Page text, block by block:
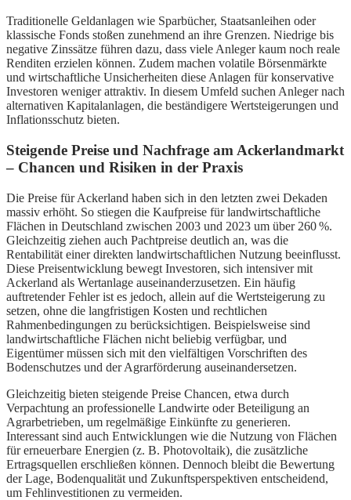
Traditionelle Geldanlagen wie Sparbücher, Staatsanleihen oder
klassische Fonds stoßen zunehmend an ihre Grenzen. Niedrige bis
negative Zinssätze führen dazu, dass viele Anleger kaum noch reale
Renditen erzielen können. Zudem machen volatile Börsenmärkte
und wirtschaftliche Unsicherheiten diese Anlagen für konservative
Investoren weniger attraktiv. In diesem Umfeld suchen Anleger nach
alternativen Kapitalanlagen, die beständigere Wertsteigerungen und
Inflationsschutz bieten.
Steigende Preise und Nachfrage am Ackerlandmarkt
– Chancen und Risiken in der Praxis
Die Preise für Ackerland haben sich in den letzten zwei Dekaden
massiv erhöht. So stiegen die Kaufpreise für landwirtschaftliche
Flächen in Deutschland zwischen 2003 und 2023 um über 260 %.
Gleichzeitig ziehen auch Pachtpreise deutlich an, was die
Rentabilität einer direkten landwirtschaftlichen Nutzung beeinflusst.
Diese Preisentwicklung bewegt Investoren, sich intensiver mit
Ackerland als Wertanlage auseinanderzusetzen. Ein häufig
auftretender Fehler ist es jedoch, allein auf die Wertsteigerung zu
setzen, ohne die langfristigen Kosten und rechtlichen
Rahmenbedingungen zu berücksichtigen. Beispielsweise sind
landwirtschaftliche Flächen nicht beliebig verfügbar, und
Eigentümer müssen sich mit den vielfältigen Vorschriften des
Bodenschutzes und der Agrarförderung auseinandersetzen.
Gleichzeitig bieten steigende Preise Chancen, etwa durch
Verpachtung an professionelle Landwirte oder Beteiligung an
Agrarbetrieben, um regelmäßige Einkünfte zu generieren.
Interessant sind auch Entwicklungen wie die Nutzung von Flächen
für erneuerbare Energien (z. B. Photovoltaik), die zusätzliche
Ertragsquellen erschließen können. Dennoch bleibt die Bewertung
der Lage, Bodenqualität und Zukunftsperspektiven entscheidend,
um Fehlinvestitionen zu vermeiden.